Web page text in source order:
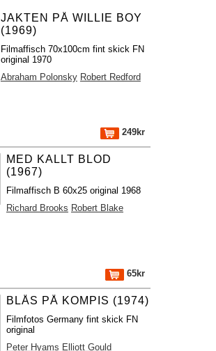
JAKTEN PÅ WILLIE BOY
(1969)
Filmaffisch 70x100cm fint skick FN
original 1970
Abraham Polonsky Robert Redford
249kr
MED KALLT BLOD
(1967)
Filmaffisch B 60x25 original 1968
Richard Brooks Robert Blake
65kr
BLÅS PÅ KOMPIS (1974)
Filmfotos Germany fint skick FN
original
Peter Hyams Elliott Gould